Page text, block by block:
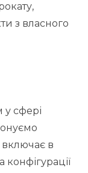
з власного
сфері
в
конфігурації